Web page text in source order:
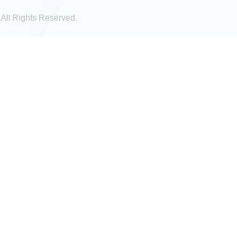
All Rights Reserved.